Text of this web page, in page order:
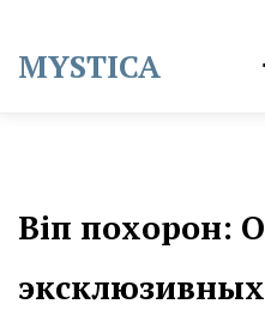
content
MYSTICA
Віп похорон: